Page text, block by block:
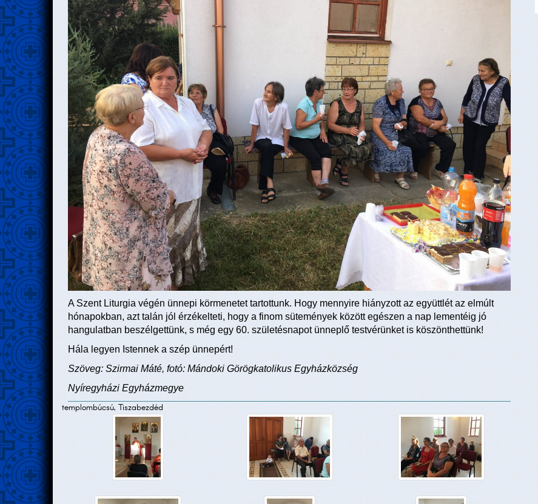
A Szent Liturgia végén ünnepi körmenetet tartottunk. Hogy mennyire hiányzott az együttlét az elmúlt
hónapokban, azt talán jól érzékelteti, hogy a finom sütemények között egészen a nap lementéig jó
hangulatban beszélgettünk, s még egy 60. születésnapot ünneplő testvérünket is köszönthettünk!
Hála legyen Istennek a szép ünnepért!
Szöveg: Szirmai Máté, fotó: Mándoki Görögkatolikus Egyházközség
Nyíregyházi Egyházmegye
templombúcsú, Tiszabezdéd